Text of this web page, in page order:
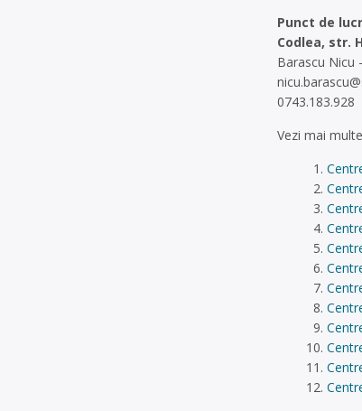
Punct de
Codlea, str.
Barascu Nicu
0743.183.928
Vezi mai